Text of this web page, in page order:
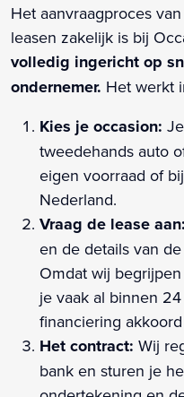
Het aanvraagproces
leasen zakelijk is bij
volledig ingericht op
ondernemer. Het werkt
Kies je occasion:
tweedehands auto
eigen voorraad of
Nederland.
Vraag de lease aan:
en de details van
Omdat wij
je vaak al binnen
financiering
Het contract: Wij
bank en sturen je